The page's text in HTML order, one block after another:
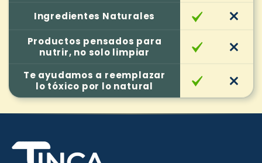
Ingredientes Naturales
Productos pensados para
nutrir, no solo limpiar
Te ayudamos a reemplazar
lo tóxico por lo natural